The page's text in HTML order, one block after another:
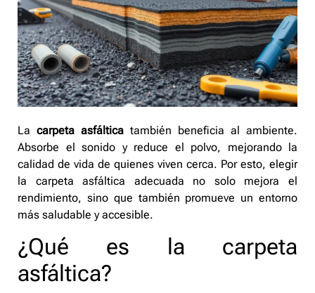
La carpeta asfáltica también beneficia al ambiente.
Absorbe el sonido y reduce el polvo, mejorando la
calidad de vida de quienes viven cerca. Por esto, elegir
la carpeta asfáltica adecuada no solo mejora el
rendimiento, sino que también promueve un entorno
más saludable y accesible.
¿Qué es la carpeta
asfáltica?